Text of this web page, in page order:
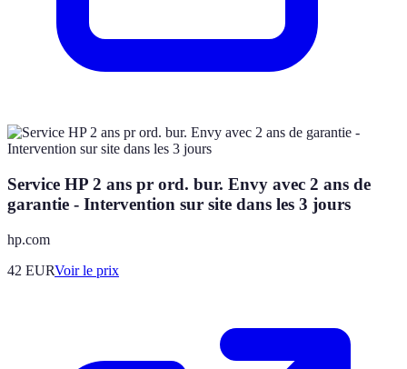
Service HP 2 ans pr ord. bur. Envy avec 2 ans de
garantie - Intervention sur site dans les 3 jours
hp.com
42 EURVoir le prix